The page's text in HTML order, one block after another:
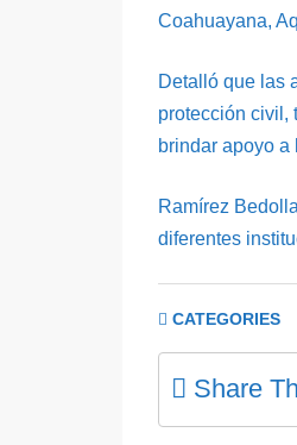
Coahuayana,
Detalló que las
protección civil,
brindar apoyo
Ramírez
diferentes
CATEGORIES
Share